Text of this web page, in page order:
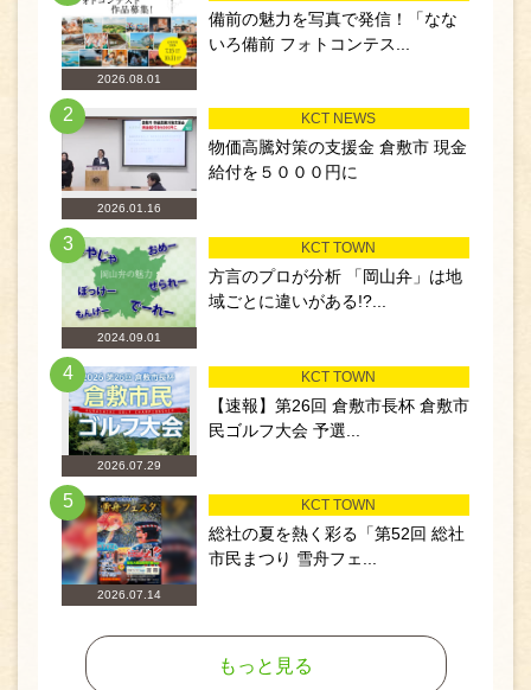
2026.08.01
備前の魅力を写真で発信！「なな
いろ備前 フォトコンテス...
2
2026.01.16
KCT NEWS
物価高騰対策の支援金 倉敷市 現金
給付を５０００円に
3
2024.09.01
KCT TOWN
方言のプロが分析 「岡山弁」は地
域ごとに違いがある!?...
4
2026.07.29
KCT TOWN
【速報】第26回 倉敷市長杯 倉敷市
民ゴルフ大会 予選...
5
2026.07.14
KCT TOWN
総社の夏を熱く彩る「第52回 総社
市民まつり 雪舟フェ...
もっと見る